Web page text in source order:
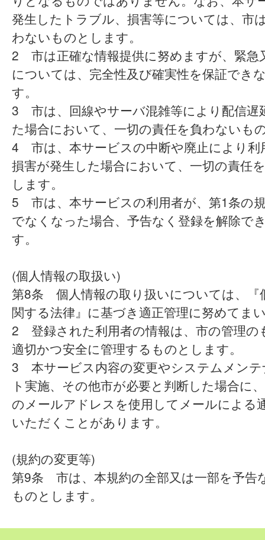
発生したトラブル、損害等については、市
わないものとします。
2 市は正確な情報提供に努めますが、緊急
については、完全性及び確実性を保証でき
す。
3 市は、回線やサーバ混雑等により配信遅
た場合において、一切の責任を負わないも
4 市は、本サービスの中断や廃止により利
損害が発生した場合において、一切の責任
します。
5 市は、本サービスの利用者が、第1条の
でなくなった場合、予告なく登録を解除で
す。
(個人情報の取扱い)
第8条 個人情報の取り扱いについては、『
関する法律』に基づき適正管理に努めてま
2 登録された利用者の情報は、市の管理の
適切かつ安全に管理するものとします。
3 本サービス内容の変更やシステムメン
ト実施、その他市が必要と判断した場合に
のメールアドレスを使用してメールによる
いただくことがあります。
(規約の変更等)
第9条 市は、本規約の全部又は一部を予告
ものとします。